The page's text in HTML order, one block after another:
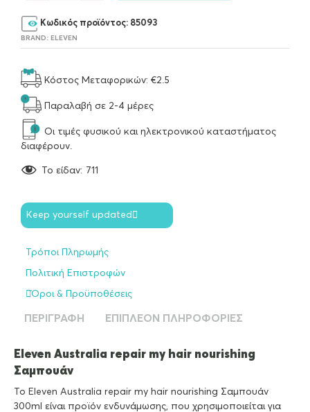
Κωδικός προϊόντος: 85093
BRAND: ELEVEN
Κόστος Μεταφορικών: €2.5
Παραλαβή σε 2-4 μέρες
Οι τιμές φυσικού και ηλεκτρονικού καταστήματος
διαφέρουν.
To είδαν: 711
Keep yourself updated
Τρόποι Πληρωμής
Πολιτική Επιστροφών
Όροι & Προϋποθέσεις
ΠΕΡΙΓΡΑΦΉ ΕΠΙΠΛΈΟΝ ΠΛΗΡΟΦΟΡΊΕΣ
Eleven Australia repair my hair nourishing
Σαμπουάν
To Eleven Australia repair my hair nourishing Σαμπουάν
300ml είναι προϊόν ενδυνάμωσης, που χρησιμοποιείται για